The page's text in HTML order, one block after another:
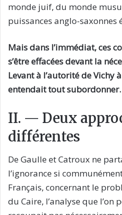
monde juif, du monde
puissances anglo-saxonnes
Mais dans l’immédiat, ces
s’être effacées devant la
Levant à l’autorité de Vichy
entendait tout subordonner.
II. — Deux
différentes
De Gaulle et Catroux ne
l’ignorance si
Français, concernant le
du Caire, l’analyse que l’on